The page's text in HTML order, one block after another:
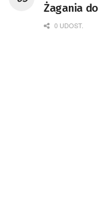
Żagania
0 UDOST.